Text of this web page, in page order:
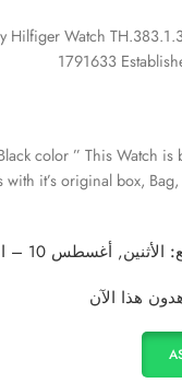
Hilfiger Watch
1791633
color ” This Watch
it’s original box,
الأثنين, أغسطس 10 – الأربعاء, أغسطس 12
هذا الآن